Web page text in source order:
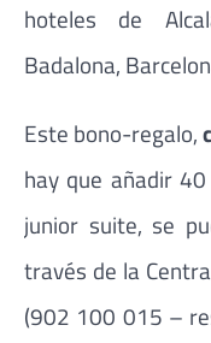
hoteles de
Badalona,
Este bono-regalo,
hay que añadir
junior suite, se
través de la
(902 100 015 –